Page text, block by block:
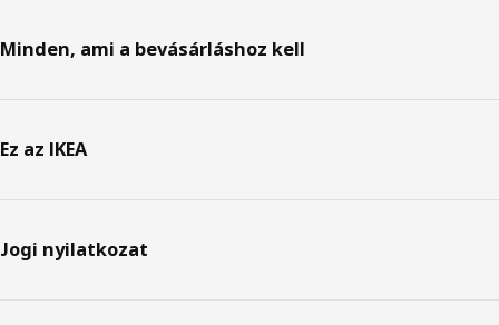
Minden, ami a bevásárláshoz kell
Ez az IKEA
Jogi nyilatkozat